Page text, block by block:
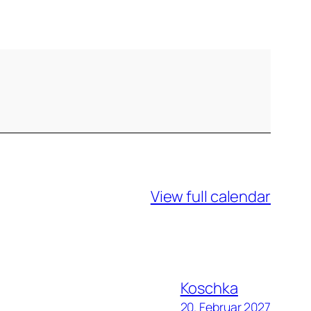
View full calendar
Koschka
20. Februar 2027